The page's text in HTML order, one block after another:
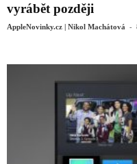
vyrábět později
AppleNovinky.cz | Nikol Machátová -